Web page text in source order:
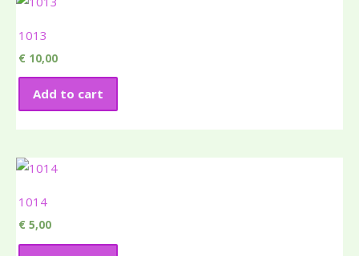
1013
€ 10,00
Add to cart
1014
€ 5,00